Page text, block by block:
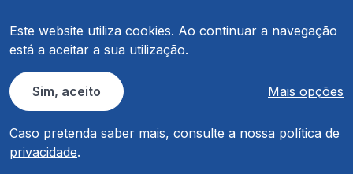
Este website utiliza cookies. Ao continuar a navegação
está a aceitar a sua utilização.
Sim, aceito Mais opções
Caso pretenda saber mais, consulte a nossa política de
privacidade.
© COMPETE 2030. Todos os direitos reservados.